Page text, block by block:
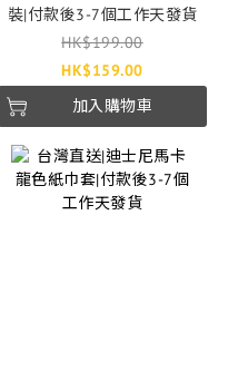
裝|付款後3-7個工作天發貨
HK$199.00
HK$159.00
加入購物車